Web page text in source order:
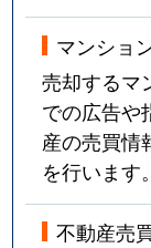
マンショ
売却するマ
での広告や
産の売買情
を行います。
不動産売